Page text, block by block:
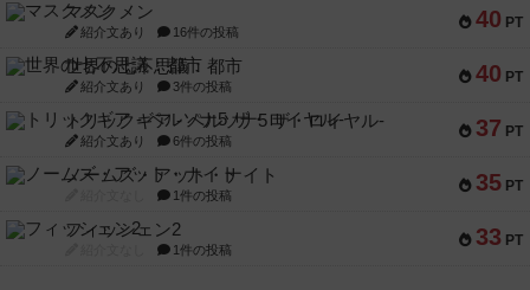
40 PT
マスクメン
紹介文あり 16件の投稿
40 PT
世界の七不思議：都市
紹介文あり 3件の投稿
37 PT
トリックギア - ペルソナ5 ザ・ロイヤル-
紹介文あり 6件の投稿
35 PT
ノームズ・アット・ナイト
1件の投稿
33 PT
フィッシェン2
1件の投稿